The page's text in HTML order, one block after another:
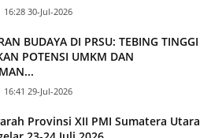
16:28 30-Jul-2026
BUDAYA DI PRSU: TEBING TINGGI
POTENSI UMKM DAN
16:41 29-Jul-2026
Provinsi XII PMI Sumatera Utara